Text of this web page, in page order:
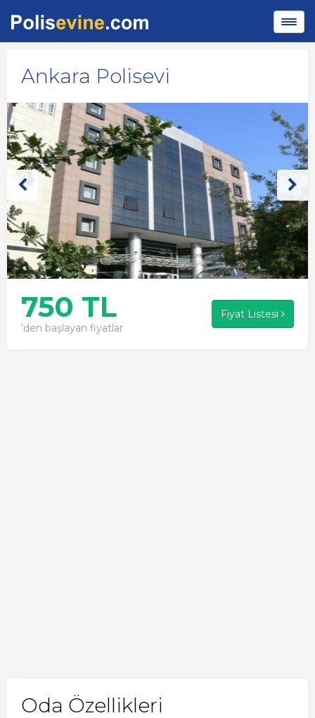
Ankara Polisevi
750 TL
'den başlayan fiyatlar
Fiyat Listesi
Oda Özellikleri